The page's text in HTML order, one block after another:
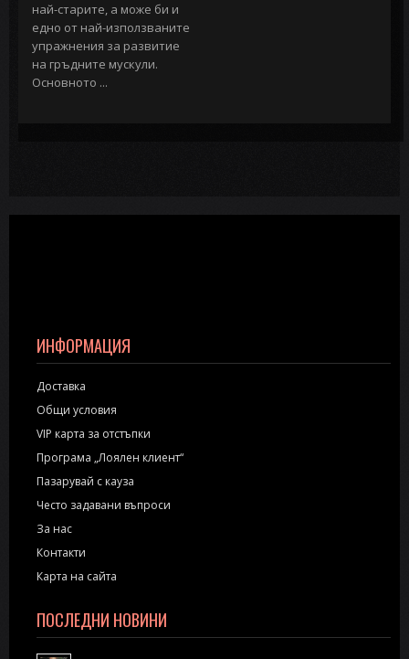
най-старите, а може би и
едно от най-използваните
упражнения за развитие
на гръдните мускули.
Основното ...
ИНФОРМАЦИЯ
Доставка
Общи условия
VIP карта за отстъпки
Програма „Лоялен клиент“
Пазарувай с кауза
Често задавани въпроси
За нас
Контакти
Карта на сайта
ПОСЛЕДНИ НОВИНИ